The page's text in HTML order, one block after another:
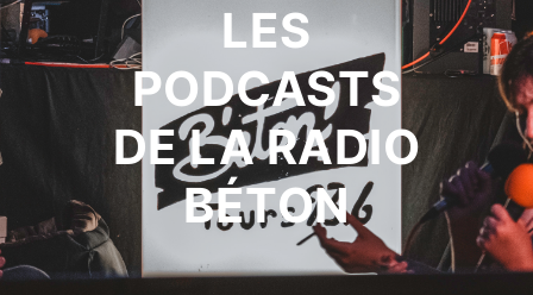
LES
PODCASTS
DE LA RADIO
BÉTON